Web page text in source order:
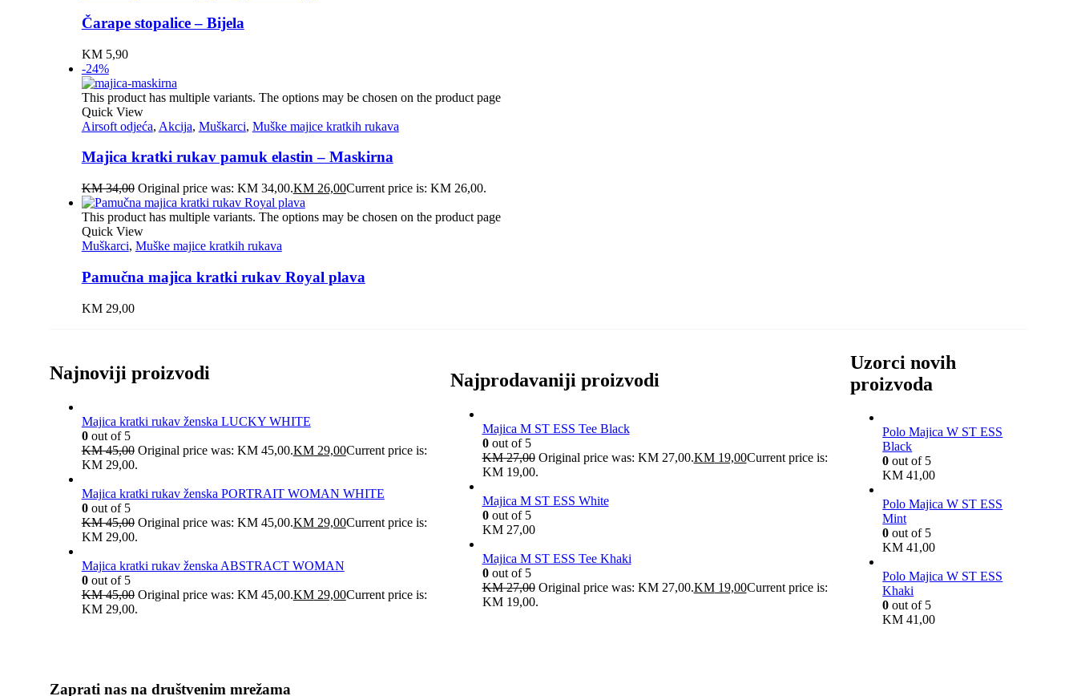
Čarape stopalice – Bijela
KM5,90
-24%
This product has multiple variants. The options may be chosen on the product page
Quick View
Airsoft odjeća, Akcija, Muškarci, Muške majice kratkih rukava
Majica kratki rukav pamuk elastin – Maskirna
KM34,00 Original price was: KM 34,00.KM26,00Current price is: KM 26,00.
This product has multiple variants. The options may be chosen on the product page
Quick View
Muškarci, Muške majice kratkih rukava
Pamučna majica kratki rukav Royal plava
KM29,00
Najnoviji proizvodi
Majica kratki rukav ženska LUCKY WHITE
0out of 5
KM45,00 Original price was: KM 45,00.KM29,00Current price is:
KM 29,00.
Majica kratki rukav ženska PORTRAIT WOMAN WHITE
0out of 5
KM45,00 Original price was: KM 45,00.KM29,00Current price is:
KM 29,00.
Majica kratki rukav ženska ABSTRACT WOMAN
0out of 5
KM45,00 Original price was: KM 45,00.KM29,00Current price is:
KM 29,00.
Najprodavaniji proizvodi
Majica M ST ESS Tee Black
0out of 5
KM27,00 Original price was: KM 27,00.KM19,00Current price is:
KM 19,00.
Majica M ST ESS White
0out of 5
KM27,00
Majica M ST ESS Tee Khaki
0out of 5
KM27,00 Original price was: KM 27,00.KM19,00Current price is:
KM 19,00.
Uzorci novih
proizvoda
Polo Majica W ST ESS
Black
0 out of 5
KM 41,00
Polo Majica W ST ESS
Mint
0 out of 5
KM 41,00
Polo Majica W ST ESS
Khaki
0 out of 5
KM 41,00
Zaprati nas na društvenim mrežama